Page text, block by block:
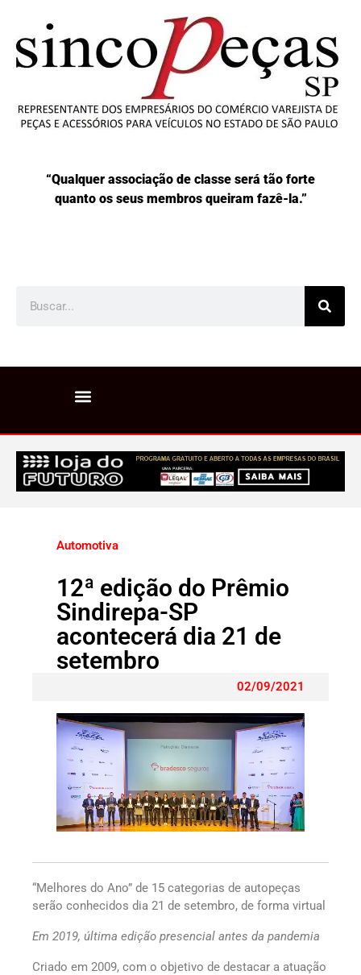
“Qualquer associação de classe será tão forte
quanto os seus membros queiram fazê-la.”
Automotiva
12ª edição do Prêmio
Sindirepa-SP
acontecerá dia 21 de
setembro
02/09/2021
“Melhores do Ano” de 15 categorias de autopeças
serão conhecidos dia 21 de setembro, de forma virtual
Em 2019, última edição presencial antes da pandemia
Criado em 2009, com o objetivo de destacar a atuação